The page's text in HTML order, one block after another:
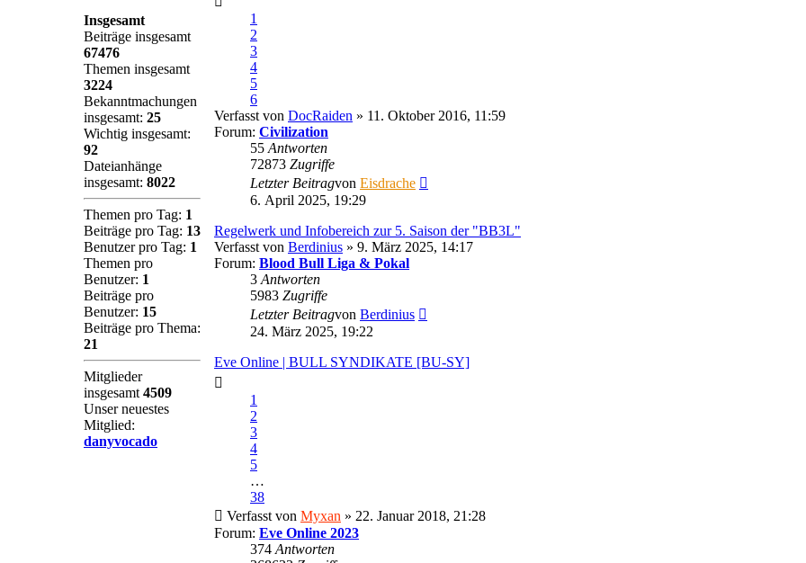
1
2
3
4
5
6
Verfasst von DocRaiden » 11. Oktober 2016, 11:59
Forum: Civilization
55 Antworten
72873 Zugriffe
Letzter Beitragvon Eisdrache
6. April 2025, 19:29
Regelwerk und Infobereich zur 5. Saison der "BB3L"
Verfasst von Berdinius » 9. März 2025, 14:17
Forum: Blood Bull Liga & Pokal
3 Antworten
5983 Zugriffe
Letzter Beitragvon Berdinius
24. März 2025, 19:22
Eve Online | BULL SYNDIKATE [BU-SY]
1
2
3
4
5
…
38
Verfasst von Myxan » 22. Januar 2018, 21:28
Forum: Eve Online 2023
374 Antworten
Insgesamt
Beiträge insgesamt
67476
Themen insgesamt
3224
Bekanntmachungen
insgesamt: 25
Wichtig insgesamt:
92
Dateianhänge
insgesamt: 8022
Themen pro Tag: 1
Beiträge pro Tag: 13
Benutzer pro Tag: 1
Themen pro
Benutzer: 1
Beiträge pro
Benutzer: 15
Beiträge pro Thema:
21
Mitglieder
insgesamt 4509
Unser neuestes
Mitglied:
danyvocado